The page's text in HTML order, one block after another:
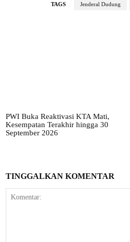
TAGS Jenderal Dudung
PWI Buka Reaktivasi KTA Mati,
Kesempatan Terakhir hingga 30
September 2026
TINGGALKAN KOMENTAR